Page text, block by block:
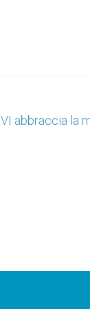
abbraccia la